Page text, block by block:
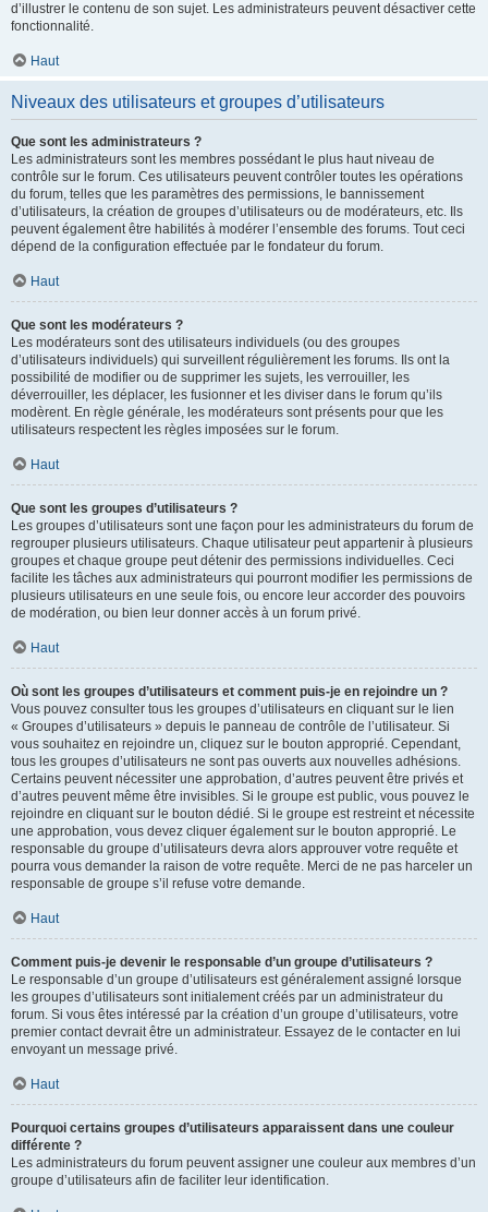
d’illustrer le contenu de son sujet. Les administrateurs peuvent désactiver cette
fonctionnalité.
Haut
Niveaux des utilisateurs et groupes d’utilisateurs
Que sont les administrateurs ?
Les administrateurs sont les membres possédant le plus haut niveau de
contrôle sur le forum. Ces utilisateurs peuvent contrôler toutes les opérations
du forum, telles que les paramètres des permissions, le bannissement
d’utilisateurs, la création de groupes d’utilisateurs ou de modérateurs, etc. Ils
peuvent également être habilités à modérer l’ensemble des forums. Tout ceci
dépend de la configuration effectuée par le fondateur du forum.
Haut
Que sont les modérateurs ?
Les modérateurs sont des utilisateurs individuels (ou des groupes
d’utilisateurs individuels) qui surveillent régulièrement les forums. Ils ont la
possibilité de modifier ou de supprimer les sujets, les verrouiller, les
déverrouiller, les déplacer, les fusionner et les diviser dans le forum qu’ils
modèrent. En règle générale, les modérateurs sont présents pour que les
utilisateurs respectent les règles imposées sur le forum.
Haut
Que sont les groupes d’utilisateurs ?
Les groupes d’utilisateurs sont une façon pour les administrateurs du forum de
regrouper plusieurs utilisateurs. Chaque utilisateur peut appartenir à plusieurs
groupes et chaque groupe peut détenir des permissions individuelles. Ceci
facilite les tâches aux administrateurs qui pourront modifier les permissions de
plusieurs utilisateurs en une seule fois, ou encore leur accorder des pouvoirs
de modération, ou bien leur donner accès à un forum privé.
Haut
Où sont les groupes d’utilisateurs et comment puis-je en rejoindre un ?
Vous pouvez consulter tous les groupes d’utilisateurs en cliquant sur le lien
« Groupes d’utilisateurs » depuis le panneau de contrôle de l’utilisateur. Si
vous souhaitez en rejoindre un, cliquez sur le bouton approprié. Cependant,
tous les groupes d’utilisateurs ne sont pas ouverts aux nouvelles adhésions.
Certains peuvent nécessiter une approbation, d’autres peuvent être privés et
d’autres peuvent même être invisibles. Si le groupe est public, vous pouvez le
rejoindre en cliquant sur le bouton dédié. Si le groupe est restreint et nécessite
une approbation, vous devez cliquer également sur le bouton approprié. Le
responsable du groupe d’utilisateurs devra alors approuver votre requête et
pourra vous demander la raison de votre requête. Merci de ne pas harceler un
responsable de groupe s’il refuse votre demande.
Haut
Comment puis-je devenir le responsable d’un groupe d’utilisateurs ?
Le responsable d’un groupe d’utilisateurs est généralement assigné lorsque
les groupes d’utilisateurs sont initialement créés par un administrateur du
forum. Si vous êtes intéressé par la création d’un groupe d’utilisateurs, votre
premier contact devrait être un administrateur. Essayez de le contacter en lui
envoyant un message privé.
Haut
Pourquoi certains groupes d’utilisateurs apparaissent dans une couleur
différente ?
Les administrateurs du forum peuvent assigner une couleur aux membres d’un
groupe d’utilisateurs afin de faciliter leur identification.